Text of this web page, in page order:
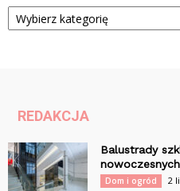
Kategorie
REDAKCJA
Balustrady
Dom i ogród 2